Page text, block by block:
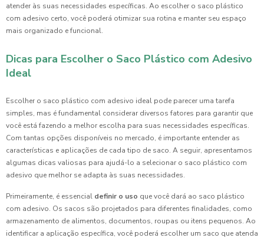
atender às suas necessidades específicas. Ao escolher o saco plástico
com adesivo certo, você poderá otimizar sua rotina e manter seu espaço
mais organizado e funcional.
Dicas para Escolher o Saco Plástico com Adesivo
Ideal
Escolher o saco plástico com adesivo ideal pode parecer uma tarefa
simples, mas é fundamental considerar diversos fatores para garantir que
você está fazendo a melhor escolha para suas necessidades específicas.
Com tantas opções disponíveis no mercado, é importante entender as
características e aplicações de cada tipo de saco. A seguir, apresentamos
algumas dicas valiosas para ajudá-lo a selecionar o saco plástico com
adesivo que melhor se adapta às suas necessidades.
Primeiramente, é essencial definir o uso que você dará ao saco plástico
com adesivo. Os sacos são projetados para diferentes finalidades, como
armazenamento de alimentos, documentos, roupas ou itens pequenos. Ao
identificar a aplicação específica, você poderá escolher um saco que atenda